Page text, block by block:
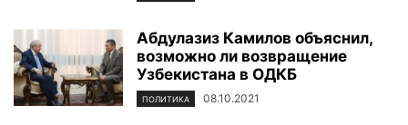
Абдулазиз Камилов объяснил,
возможно ли возвращение
Узбекистана в ОДКБ
ПОЛИТИКА 08.10.2021